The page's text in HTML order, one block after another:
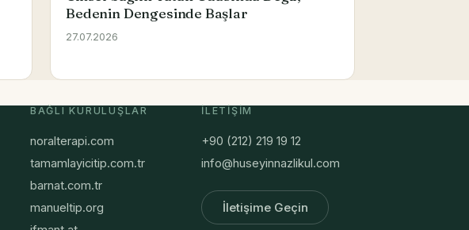
Bedenin Dengesinde Başlar
27.07.2026
BAĞLI KURULUŞLAR
noralterapi.com
tamamlayicitip.com.tr
barnat.com.tr
manueltip.org
İLETIŞIM
+90 (212) 219 19 12
info@huseyinnazlikul.com
İletişime Geçin